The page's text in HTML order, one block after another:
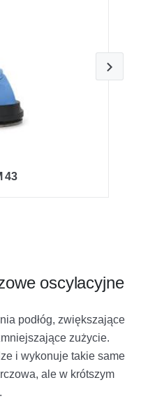
43
oscylacyjne
podłóg, zwiększające
zużycie.
i wykonuje takie same
ale w krótszym